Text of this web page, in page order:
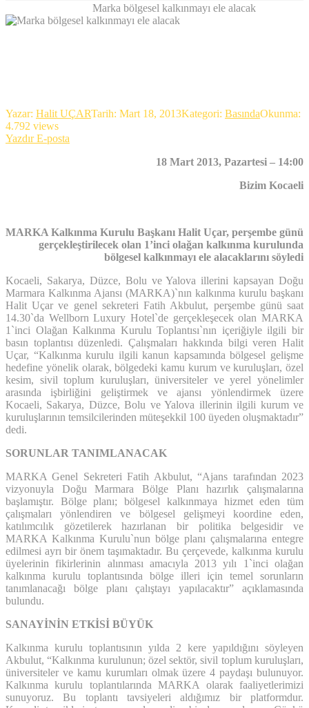
Marka bölgesel kalkınmayı ele alacak
Yazar: Halit UÇARTarih: Mart 18, 2013Kategori: BasındaOkunma:
4.792 views
Yazdır E-posta
18 Mart 2013, Pazartesi – 14:00
Bizim Kocaeli
MARKA Kalkınma Kurulu Başkanı Halit Uçar, perşembe günü
gerçekleştirilecek olan 1’inci olağan kalkınma kurulunda
bölgesel kalkınmayı ele alacaklarını söyledi
Kocaeli, Sakarya, Düzce, Bolu ve Yalova illerini kapsayan Doğu
Marmara Kalkınma Ajansı (MARKA)`nın kalkınma kurulu başkanı
Halit Uçar ve genel sekreteri Fatih Akbulut, perşembe günü saat
14.30`da Wellborn Luxury Hotel`de gerçekleşecek olan MARKA
1`inci Olağan Kalkınma Kurulu Toplantısı`nın içeriğiyle ilgili bir
basın toplantısı düzenledi. Çalışmaları hakkında bilgi veren Halit
Uçar, “Kalkınma kurulu ilgili kanun kapsamında bölgesel gelişme
hedefine yönelik olarak, bölgedeki kamu kurum ve kuruluşları, özel
kesim, sivil toplum kuruluşları, üniversiteler ve yerel yönelimler
arasında işbirliğini geliştirmek ve ajansı yönlendirmek üzere
Kocaeli, Sakarya, Düzce, Bolu ve Yalova illerinin ilgili kurum ve
kuruluşlarının temsilcilerinden müteşekkil 100 üyeden oluşmaktadır”
dedi.
SORUNLAR TANIMLANACAK
MARKA Genel Sekreteri Fatih Akbulut, “Ajans tarafından 2023
vizyonuyla Doğu Marmara Bölge Planı hazırlık çalışmalarına
başlamıştır. Bölge planı; bölgesel kalkınmaya hizmet eden tüm
çalışmaları yönlendiren ve bölgesel gelişmeyi koordine eden,
katılımcılık gözetilerek hazırlanan bir politika belgesidir ve
MARKA Kalkınma Kurulu`nun bölge planı çalışmalarına entegre
edilmesi ayrı bir önem taşımaktadır. Bu çerçevede, kalkınma kurulu
üyelerinin fikirlerinin alınması amacıyla 2013 yılı 1`inci olağan
kalkınma kurulu toplantısında bölge illeri için temel sorunların
tanımlanacağı bölge planı çalıştayı yapılacaktır” açıklamasında
bulundu.
SANAYİNİN ETKİSİ BÜYÜK
Kalkınma kurulu toplantısının yılda 2 kere yapıldığını söyleyen
Akbulut, “Kalkınma kurulunun; özel sektör, sivil toplum kuruluşları,
üniversiteler ve kamu kurumları olmak üzere 4 paydaşı bulunuyor.
Kalkınma kurulu toplantılarında MARKA olarak faaliyetlerimizi
sunuyoruz. Bu toplantı tavsiyeleri aldığımız bir platformdur.